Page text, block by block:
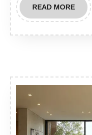
READ MOREREAD
MORE